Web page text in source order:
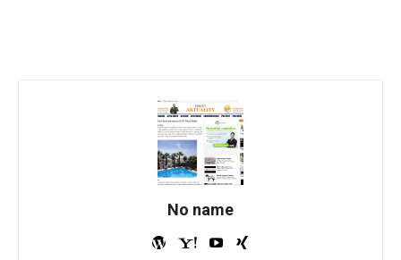
No name